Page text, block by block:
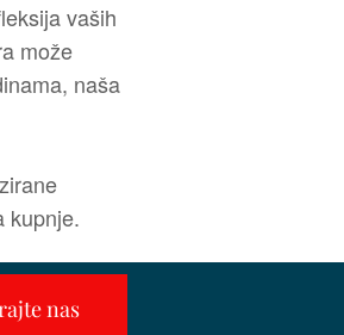
vaših
može
naša
kupnje.
nas